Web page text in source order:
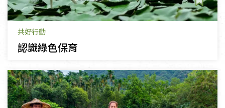
共好行動
認識綠色保育